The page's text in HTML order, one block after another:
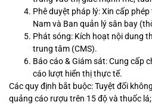
Phê duyệt pháp lý: Xin cấp
Nam và Ban quản lý sân bay
Phát sóng: Kích hoạt nội dung
trung tâm (CMS).
Báo cáo & Giám sát: Cung cấp
cáo lượt hiển thị thực tế.
Các quy định bắt buộc: Tuyệt đối
quảng cáo rượu trên 15 độ và thuốc